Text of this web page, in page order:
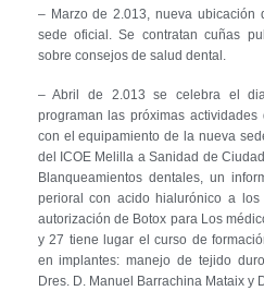
– Marzo de 2.013, nueva ubicación
sede oficial. Se contratan cuñas
sobre consejos de salud dental.
– Abril de 2.013 se celebra el
programan las próximas
con el equipamiento de la nueva
del ICOE Melilla a Sanidad de
Blanqueamientos dentales, un
perioral con acido hialurónico a
autorización de Botox para Los
y 27 tiene lugar el curso de
en implantes: manejo de tejido
Dres. D. Manuel Barrachina Mataix y